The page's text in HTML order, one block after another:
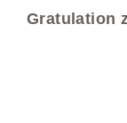
Gratulation